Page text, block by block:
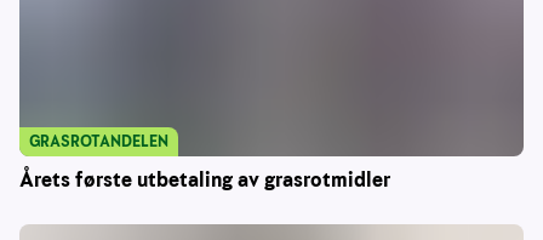
Årets første utbetaling av grasrotmidler
GRASROTANDELEN